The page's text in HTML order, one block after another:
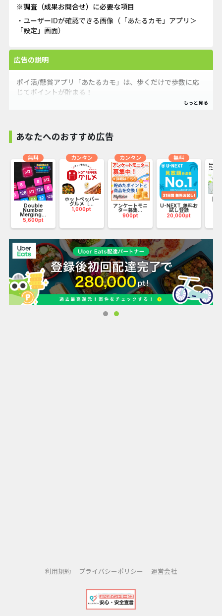
※調査（成果お問合せ）に必要な項目
・ユーザーIDが確認できる画像（「あたるカモ」アプリ＞
「設定」画面）
広告の説明
ポイ活/懸賞アプリ「あたるカモ」は、歩くだけで歩数に応
じてポイントが貯まる！
あなたへのおすすめ広告
Double
Number
Merging...
5,600pt
無料
ホットペッパー
グルメ［...
1,000pt
カンタン
アンケートモニ
ター募集...
900pt
カンタン
U-NEXT_無料お
試し登録
20,000pt
無料
利用規約 プライバシーポリシー 運営会社